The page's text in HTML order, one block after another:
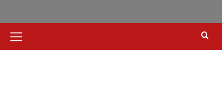
principal